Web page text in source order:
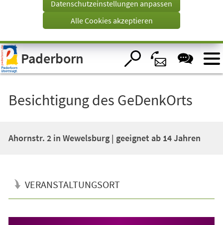
Visuelle
Assistenzsoftware
öffnen.
Tab)
Datenschutzeinstellungen anpassen
Alle Cookies akzeptieren
Paderborn
Besichtigung des GeDenkOrts
Ahornstr. 2 in Wewelsburg | geeignet ab 14 Jahren
VERANSTALTUNGSORT